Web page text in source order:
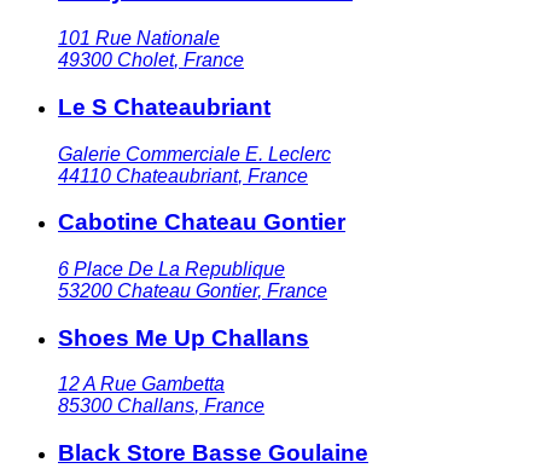
101 Rue Nationale
49300 Cholet, France
Le S Chateaubriant
Galerie Commerciale E. Leclerc
44110 Chateaubriant, France
Cabotine Chateau Gontier
6 Place De La Republique
53200 Chateau Gontier, France
Shoes Me Up Challans
12 A Rue Gambetta
85300 Challans, France
Black Store Basse Goulaine